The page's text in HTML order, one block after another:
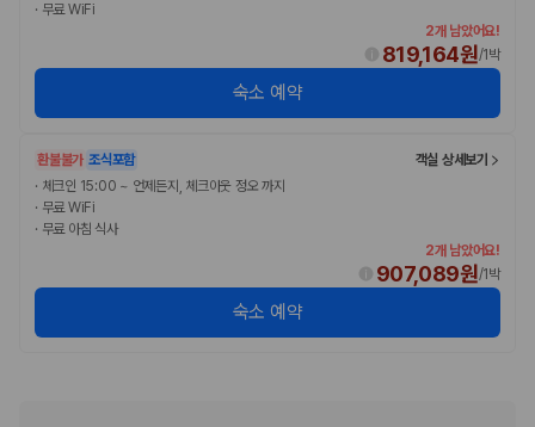
· 무료 WiFi
2개 남았어요!
819,164원/1박
숙소 예약
환불불가 조식포함
객실 상세보기
· 체크인 15:00 ~ 언제든지, 체크아웃 정오 까지
· 무료 WiFi
· 무료 아침 식사
2개 남았어요!
907,089원/1박
숙소 예약